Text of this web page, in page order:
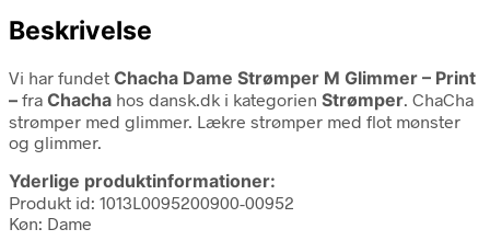
Beskrivelse
Vi har fundet Chacha Dame Strømper M Glimmer – Print
– fra Chacha hos dansk.dk i kategorien Strømper. ChaCha
strømper med glimmer. Lækre strømper med flot mønster
og glimmer.
Yderlige produktinformationer:
Produkt id: 1013L0095200900-00952
Køn: Dame